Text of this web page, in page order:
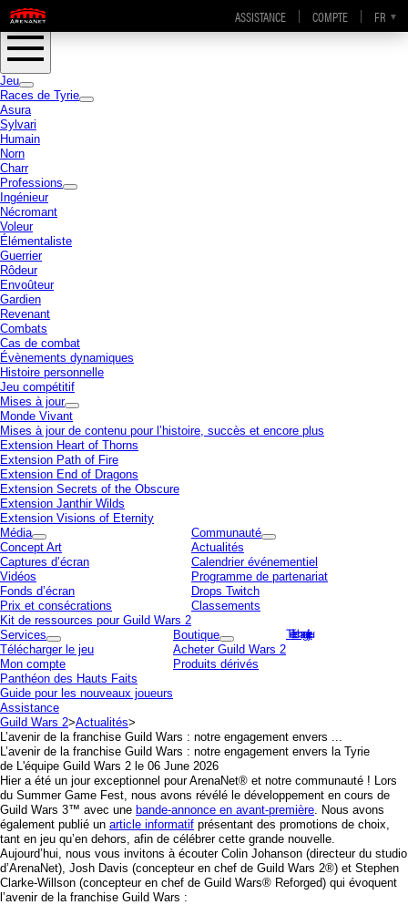
Passer directement au contenu principal ASSISTANCE COMPTE FR
EN
DE
ES
EN-GB
GuildWars2.com
Jeu
Races de Tyrie
Asura
Sylvari
Humain
Norn
Charr
Professions
Ingénieur
Nécromant
Voleur
Élémentaliste
Guerrier
Rôdeur
Envoûteur
Gardien
Revenant
Combats
Cas de combat
Évènements dynamiques
Histoire personnelle
Jeu compétitif
Mises à jour
Monde Vivant
Mises à jour de contenu pour l’histoire, succès et encore plus
Extension Heart of Thorns
Extension Path of Fire
Extension End of Dragons
Extension Secrets of the Obscure
Extension Janthir Wilds
Extension Visions of Eternity
Média
Concept Art
Captures d’écran
Vidéos
Fonds d’écran
Prix et consécrations
Kit de ressources pour Guild Wars 2
Communauté
Actualités
Calendrier événementiel
Programme de partenariat
Drops Twitch
Classements
Services
Télécharger le jeu
Mon compte
Panthéon des Hauts Faits
Guide pour les nouveaux joueurs
Assistance
Boutique
Acheter Guild Wars 2
Produits dérivés
Télécharger le jeu
Guild Wars 2>Actualités>
L’avenir de la franchise Guild Wars : notre engagement envers ...
L’avenir de la franchise Guild Wars : notre engagement envers la Tyrie
de L'équipe Guild Wars 2 le 06 June 2026
Hier a été un jour exceptionnel pour ArenaNet® et notre communauté ! Lors
du Summer Game Fest, nous avons révélé le développement en cours de
Guild Wars 3™ avec une bande-annonce en avant-première. Nous avons
également publié un article informatif présentant des promotions de choix,
tant en jeu qu’en dehors, afin de célébrer cette grande nouvelle.
Aujourd’hui, nous vous invitons à écouter Colin Johanson (directeur du studio
d’ArenaNet), Josh Davis (concepteur en chef de Guild Wars 2®) et Stephen
Clarke-Willson (concepteur en chef de Guild Wars® Reforged) qui évoquent
l’avenir de la franchise Guild Wars :